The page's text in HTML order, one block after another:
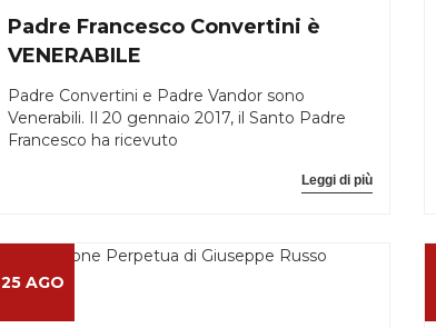
Padre Francesco Convertini è
VENERABILE
Padre Convertini e Padre Vandor sono
Venerabili. Il 20 gennaio 2017, il Santo Padre
Francesco ha ricevuto
Leggi di più
25 AGO